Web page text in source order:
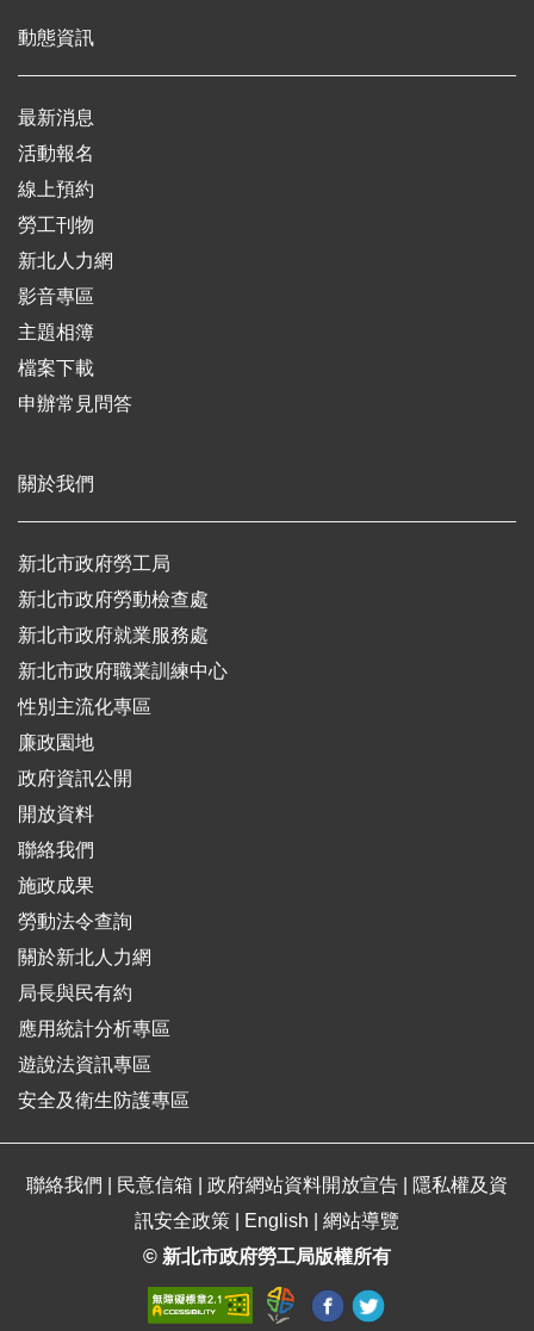
動態資訊
最新消息
活動報名
線上預約
勞工刊物
新北人力網
影音專區
主題相簿
檔案下載
申辦常見問答
關於我們
新北市政府勞工局
新北市政府勞動檢查處
新北市政府就業服務處
新北市政府職業訓練中心
性別主流化專區
廉政園地
政府資訊公開
開放資料
聯絡我們
施政成果
勞動法令查詢
關於新北人力網
局長與民有約
應用統計分析專區
遊說法資訊專區
安全及衛生防護專區
聯絡我們 民意信箱 政府網站資料開放宣告
隱私權及資
訊安全政策
English
網站導覽
© 新北市政府勞工局版權所有